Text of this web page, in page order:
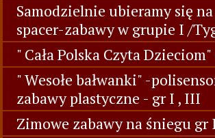
Samodzielnie ubieramy się
spacer-zabawy w grupie I /
" Cała Polska Czyta
" Wesołe bałwanki" -
zabawy plastyczne - gr I , III
Zimowe zabawy na śniegu gr